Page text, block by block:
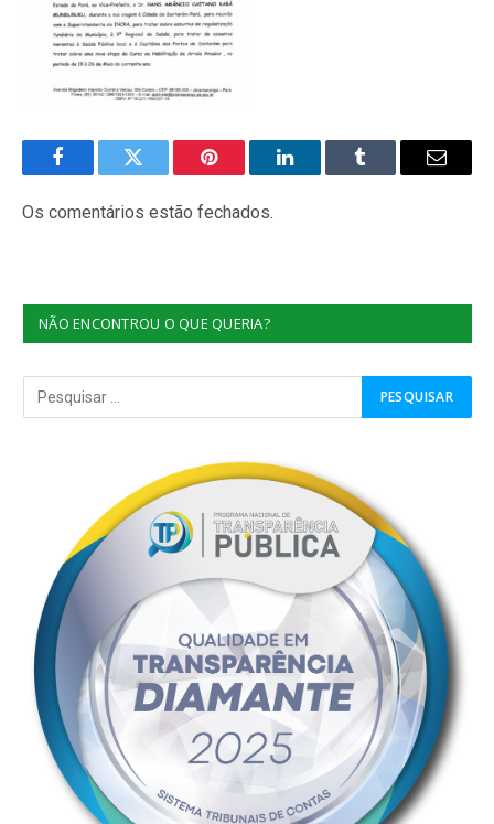
FacebookTwitter Pinterest O
Tumblr
E-
Os comentários estão fechados.
NÃO ENCONTROU O QUE QUERIA?